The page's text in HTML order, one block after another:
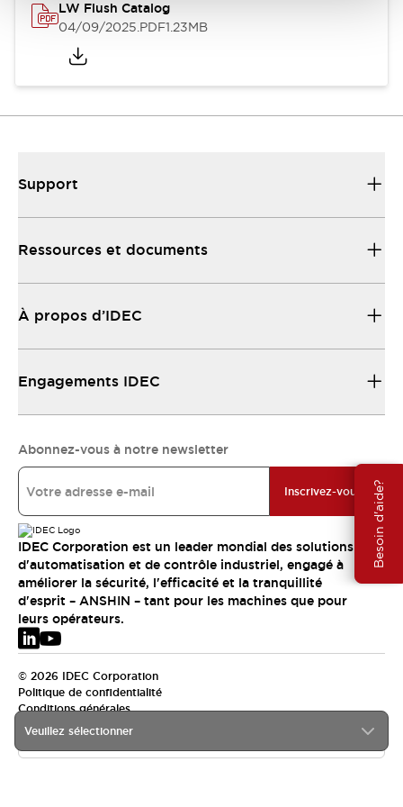
Besoin d'aide?
LW Flush Catalog
04/09/2025.PDF1.23MB
Veuillez sélectionner
Support
Ressources et documents
À propos d’IDEC
Engagements IDEC
Abonnez-vous à notre newsletter
Inscrivez-vous
IDEC Corporation est un leader mondial des solutions
d'automatisation et de contrôle industriel, engagé à
améliorer la sécurité, l'efficacité et la tranquillité
d'esprit – ANSHIN – tant pour les machines que pour
leurs opérateurs.
© 2026 IDEC Corporation
Politique de confidentialité
Conditions générales
EMEA